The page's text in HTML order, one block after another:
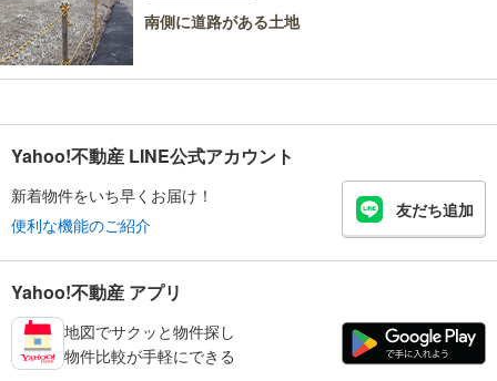
南側に道路がある土地
Yahoo!不動産 LINE公式アカウント
新着物件をいち早くお届け！
便利な機能のご紹介
友だち追加
Yahoo!不動産 アプリ
地図でサクッと物件探し
物件比較が手軽にできる